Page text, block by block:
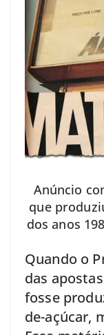
Anúncio
que
dos anos
Quando o
das
fosse
de-açúcar,